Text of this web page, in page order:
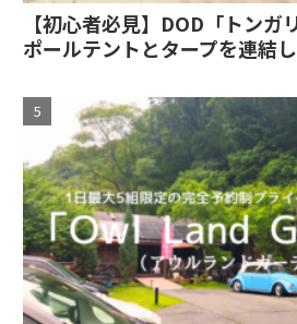
【初心者必見】DOD「トンガ
ポールテントとタープを連結し